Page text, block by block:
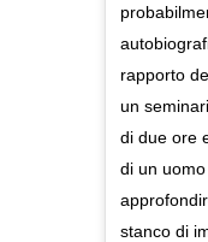
rapporto
un
di due ore
di un
stanco di